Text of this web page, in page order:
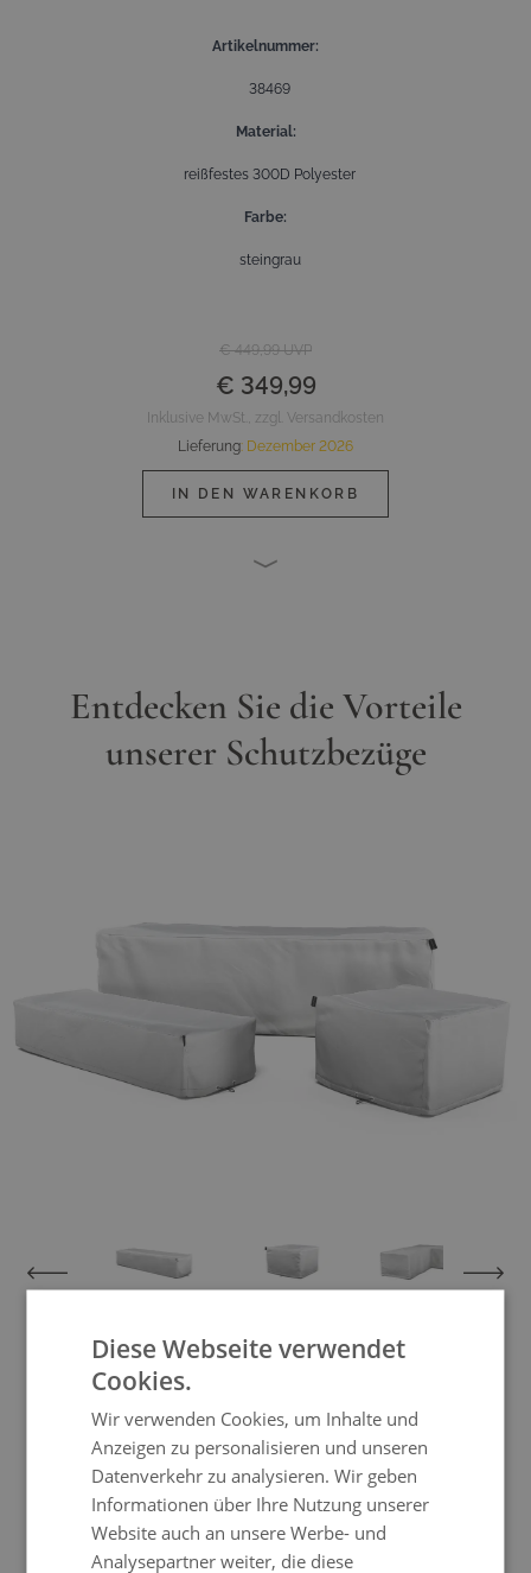
Artikelnummer
38469
Material
reißfestes 300D Polyester
Farbe
steingrau
€ 449,99UVP
€ 349,99
Inklusive MwSt., zzgl. Versandkosten
Lieferung: Dezember 2026
IN DEN WARENKORB
Entdecken Sie die Vorteile
unserer Schutzbezüge
Abdeckplane Khora Lounge
Max
Mit dieser Abdeckplane schützen Sie nicht
nur Ihrer Möbel vor Schlechtwetter,
Diese Webseite verwendet
Cookies.
Wir verwenden Cookies, um Inhalte und
Anzeigen zu personalisieren und unseren
Datenverkehr zu analysieren. Wir geben
Informationen über Ihre Nutzung unserer
Website auch an unsere Werbe- und
Analysepartner weiter, die diese